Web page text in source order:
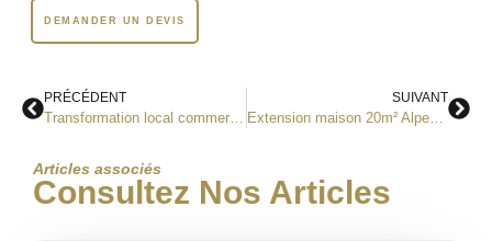
DEMANDER UN DEVIS
PRÉCÉDENT
Transformation local commercial en habitation Nice : guide complet 2026
SUIVANT
Extension maison 20m² Alpes-Maritimes : budget et démarches 2026
Articles associés
Consultez Nos Articles